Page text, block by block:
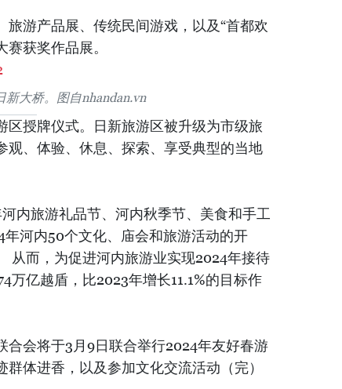
游产品展、传统民间游戏，以及“首都欢
获奖作品展。
新大桥。图自nhandan.vn
区授牌仪式。日新旅游区被升级为市级旅
、体验、休息、探索、享受典型的当地
内旅游礼品节、河内秋季节、美食和手工
河内50个文化、庙会和旅游活动的开
从而，为促进河内旅游业实现2024年接待
万亿越盾，比2023年增长11.1%的目标作
合会将于3月9日联合举行2024年友好春游
体进香，以及参加文化交流活动（完）